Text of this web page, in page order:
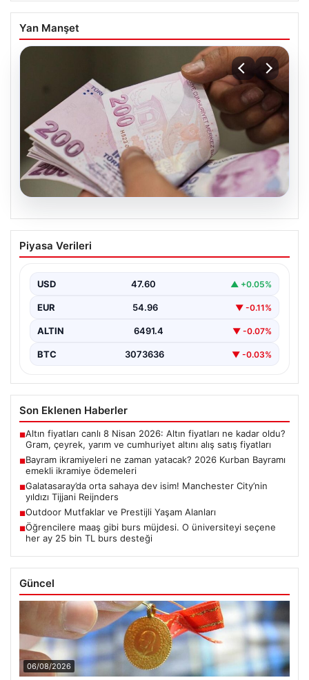
Yan Manşet
05.08.2026
Bayram ikramiyeleri ne zaman yatacak?
2026 Kurban Bayramı emekli ikramiye
Piyasa Verileri
USD 47.60 ▲ +0.05%
EUR 54.96 ▼ -0.11%
ALTIN 6491.4 ▼ -0.07%
BTC 3073636 ▼ -0.03%
Son Eklenen Haberler
■Altın fiyatları canlı 8 Nisan 2026: Altın fiyatları ne kadar oldu?
Gram, çeyrek, yarım ve cumhuriyet altını alış satış fiyatları
■Bayram ikramiyeleri ne zaman yatacak? 2026 Kurban Bayramı
emekli ikramiye ödemeleri
■Galatasaray’da orta sahaya dev isim! Manchester City’nin
yıldızı Tijjani Reijnders
■Outdoor Mutfaklar ve Prestijli Yaşam Alanları
■Öğrencilere maaş gibi burs müjdesi. O üniversiteyi seçene
her ay 25 bin TL burs desteği
Güncel
06/08/2026